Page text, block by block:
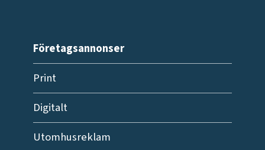
Företagsannonser
Print
Digitalt
Utomhusreklam